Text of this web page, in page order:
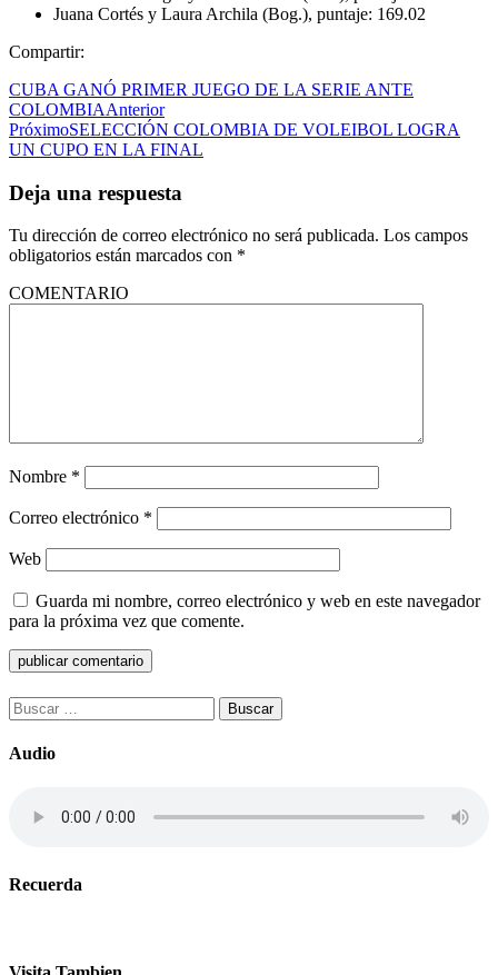
Juana Cortés y Laura Archila (Bog.), puntaje: 169.02
Compartir:
CUBA GANÓ PRIMER JUEGO DE LA SERIE ANTE
COLOMBIAAnterior
PróximoSELECCIÓN COLOMBIA DE VOLEIBOL LOGRA
UN CUPO EN LA FINAL
Deja una respuesta
Tu dirección de correo electrónico no será publicada. Los campos
obligatorios están marcados con *
COMENTARIO
Nombre *
Correo electrónico *
Web
Guarda mi nombre, correo electrónico y web en este navegador
para la próxima vez que comente.
Buscar:
Audio
Recuerda